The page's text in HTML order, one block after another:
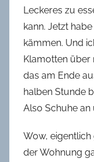
Leckeres zu
kann. Jetzt
kämmen. Und
Klamotten über
das am Ende
halben Stunde
Also Schuhe an
Wow, eigentlich
der Wohnung